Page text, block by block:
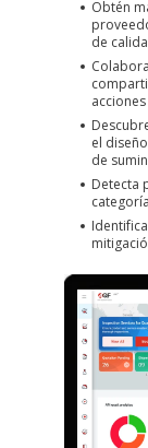
Obtén
de
el
de
Detecta